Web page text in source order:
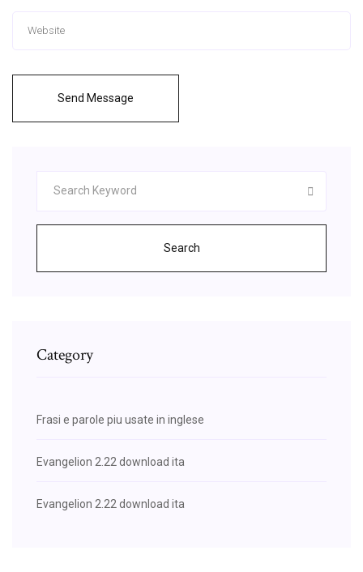
Send Message
Search
Category
Frasi e parole piu usate in inglese
Evangelion 2.22 download ita
Evangelion 2.22 download ita